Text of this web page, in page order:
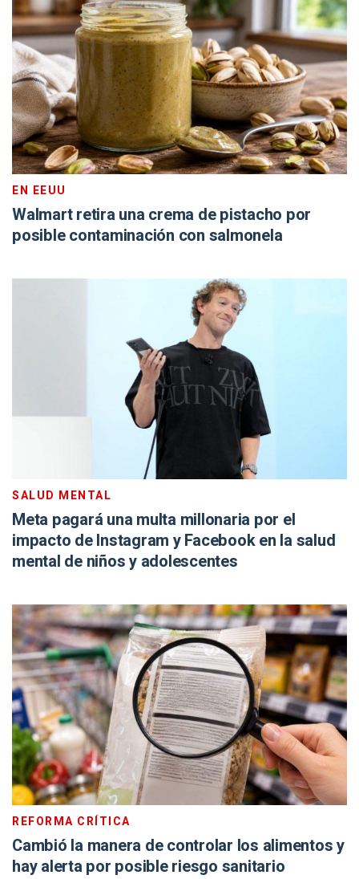
EN EEUU
Walmart retira una crema de pistacho por
posible contaminación con salmonela
SALUD MENTAL
Meta pagará una multa millonaria por el
impacto de Instagram y Facebook en la salud
mental de niños y adolescentes
REFORMA CRÍTICA
Cambió la manera de controlar los alimentos y
hay alerta por posible riesgo sanitario